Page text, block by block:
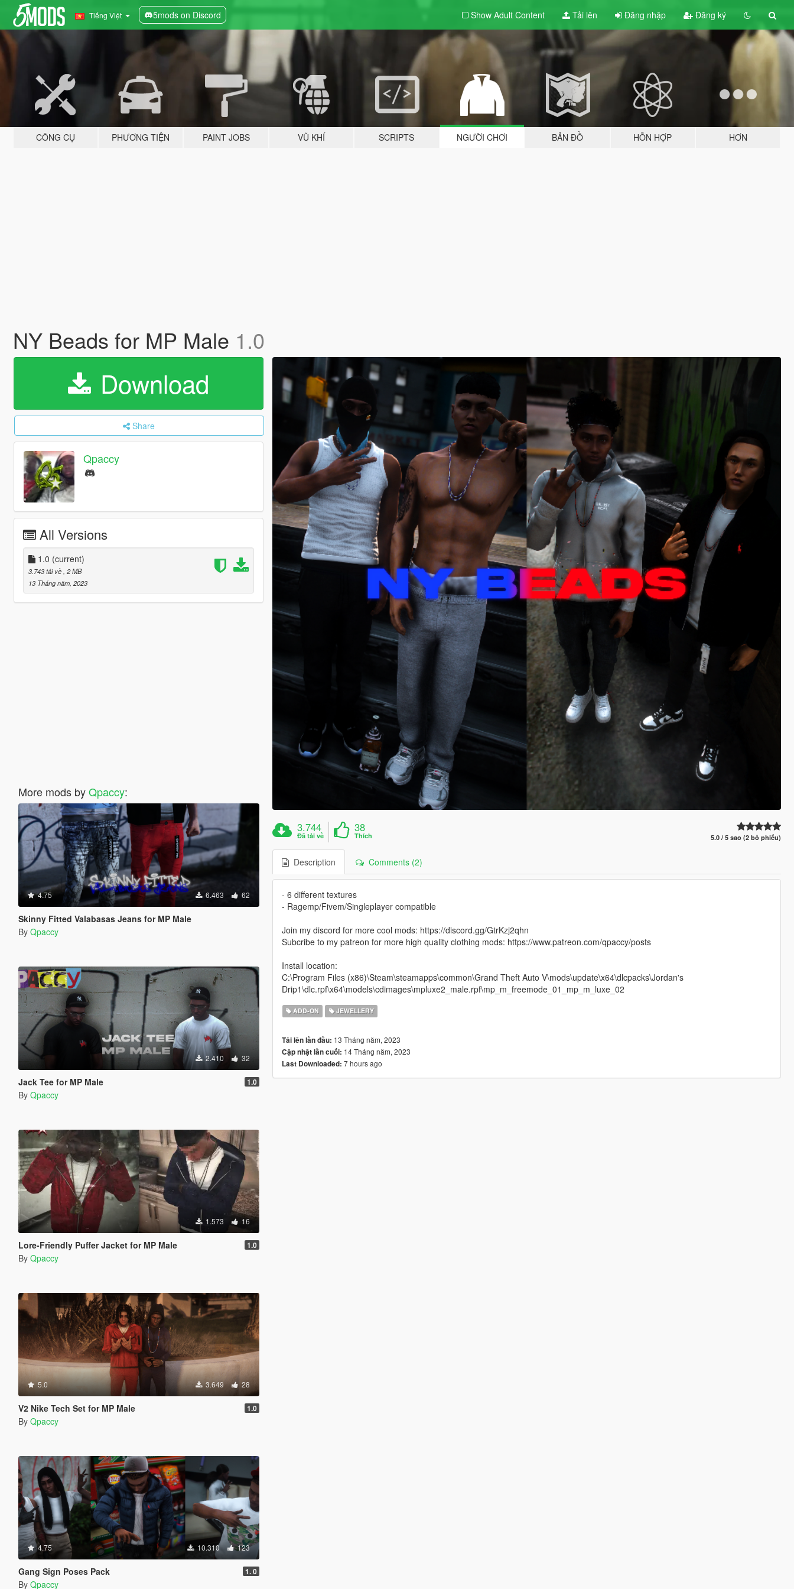
Tiếng Việt 5mods on Discord Show Adult Content Tải lên Đăng nhập Đăng ký
CÔNG CỤ PHƯƠNG TIỆN PAINT JOBS VŨ KHÍ SCRIPTS NGƯỜI CHƠI BẢN ĐỒ HỖN HỢP HƠN
NY Beads for MP Male 1.0
Download
Share
Qpaccy
All Versions
1.0 (current)
3.743 tải về , 2 MB
13 Tháng năm, 2023
More mods byQpaccy:
4.75 6.463 62
Skinny Fitted Valabasas Jeans for MP Male
By Qpaccy
2.410 32
Jack Tee for MP Male 1.0
By Qpaccy
1.573 16
Lore-Friendly Puffer Jacket for MP Male 1.0
By Qpaccy
5.0 3.649 28
V2 Nike Tech Set for MP Male 1.0
By Qpaccy
4.75 10.310 123
Gang Sign Poses Pack 1. 0
By Qpaccy
3.744
Đã tải về
38
Thích 5.0 / 5 sao (2 bỏ phiếu)
Description Comments (2)
- 6 different textures
- Ragemp/Fivem/Singleplayer compatible
Join my discord for more cool mods: https://discord.gg/GtrKzj2qhn
Subcribe to my patreon for more high quality clothing mods: https://www.patreon.com/qpaccy/posts
Install location:
C:\Program Files (x86)\Steam\steamapps\common\Grand Theft Auto V\mods\update\x64\dlcpacks\Jordan's
Drip1\dlc.rpf\x64\models\cdimages\mpluxe2_male.rpf\mp_m_freemode_01_mp_m_luxe_02
ADD-ON JEWELLERY
Tải lên lần đầu: 13 Tháng năm, 2023
Cập nhật lần cuối: 14 Tháng năm, 2023
Last Downloaded: 7 hours ago